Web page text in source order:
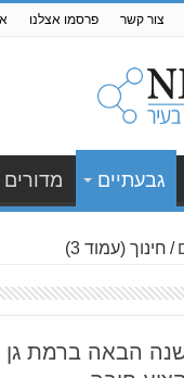
צור קשר פרסמו אצלנו
גבעתיים מדורים
/ חינוך (עמוד 3)
הבאה ברמת גן